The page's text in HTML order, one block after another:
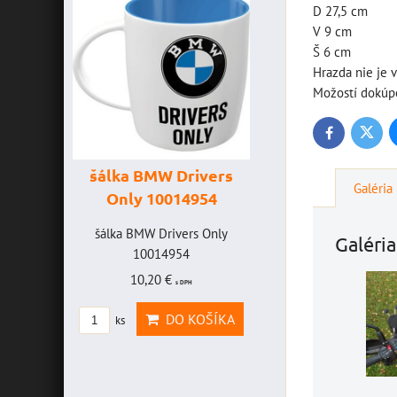
D 27,5 cm
V 9 cm
Š 6 cm
Hrazda nie je
Možostí
Facebook
Galéria
Galéria
šálka BMW Drivers
Only 10014954
šálka BMW Drivers Only
10014954
10,20 €s DPH
DO KOŠÍKA
šálka "Yamaha
VR46" 10014772
šálka "Yamaha VR46"
10014772
s DPH
DO